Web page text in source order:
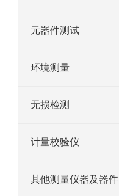
元器件测试
环境测量
无损检测
计量校验仪
其他测量仪器及器件